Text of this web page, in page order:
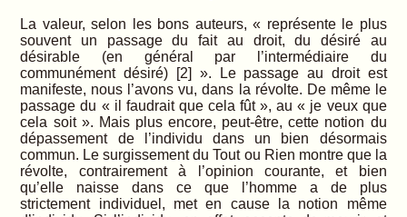
La valeur, selon les bons auteurs, « représente le plus
souvent un passage du fait au droit, du désiré au
désirable (en général par l’intermédiaire du
communément désiré) [2] ». Le passage au droit est
manifeste, nous l’avons vu, dans la révolte. De même le
passage du « il faudrait que cela fût », au « je veux que
cela soit ». Mais plus encore, peut-être, cette notion du
dépassement de l’individu dans un bien désormais
commun. Le surgissement du Tout ou Rien montre que la
révolte, contrairement à l’opinion courante, et bien
qu’elle naisse dans ce que l’homme a de plus
strictement individuel, met en cause la notion même